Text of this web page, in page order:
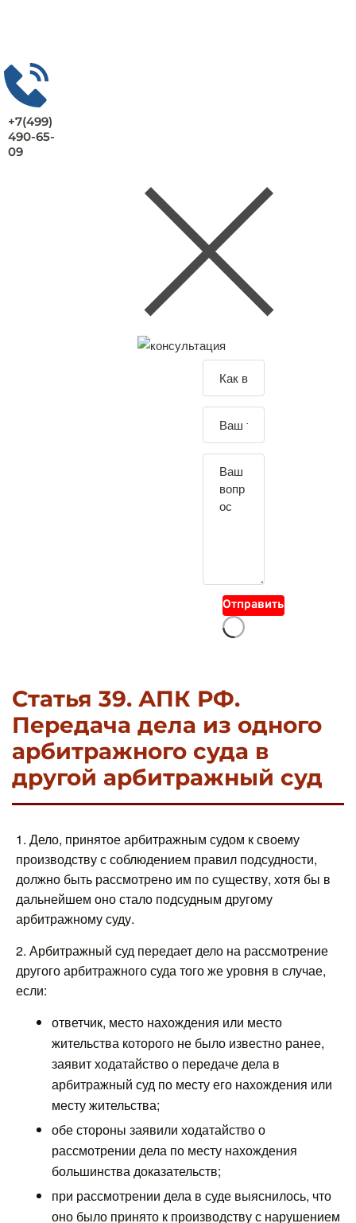
+7(499)
490-65-
09
Отправить
Статья 39. АПК РФ.
Передача дела из одного
арбитражного суда в
другой арбитражный суд
1. Дело, принятое арбитражным судом к своему
производству с соблюдением правил подсудности,
должно быть рассмотрено им по существу, хотя бы в
дальнейшем оно стало подсудным другому
арбитражному суду.
2. Арбитражный суд передает дело на рассмотрение
другого арбитражного суда того же уровня в случае,
если:
ответчик, место нахождения или место
жительства которого не было известно ранее,
заявит ходатайство о передаче дела в
арбитражный суд по месту его нахождения или
месту жительства;
обе стороны заявили ходатайство о
рассмотрении дела по месту нахождения
большинства доказательств;
при рассмотрении дела в суде выяснилось, что
оно было принято к производству с нарушением